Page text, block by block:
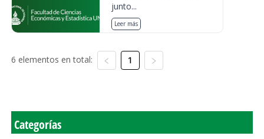
junto...
Leer más
6 elementos en total: 1
Categorías